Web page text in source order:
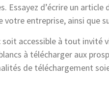
Essayez d’écrire un
votre entreprise, ainsi que
accessible à tout invité
à télécharger aux
de téléchargement